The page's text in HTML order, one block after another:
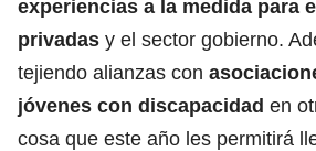
experiencias a la medida para
privadas y el sector gobierno.
tejiendo alianzas con
jóvenes con discapacidad en
cosa que este año les permitirá